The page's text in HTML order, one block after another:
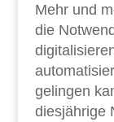
Mehr und
die
gelingen
diesjährige